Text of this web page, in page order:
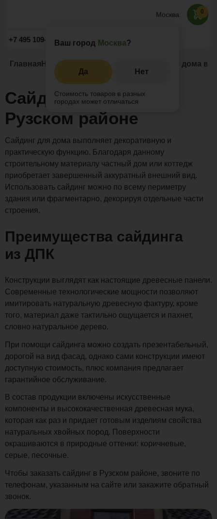
Москва
Ваш город Москва?
Да Нет
Стоимость товаров в разных
городах может отличаться
+7 495 109-52-09 Заказать звонок
0
Главная Наши проекты Сайдинг Сайдинг для дома в
Сайдинг для дома в
Рузском районе
Сайдинг для дома выполняет декоративную и
практическую функцию. Благодаря данному
строительному материалу частный дом или коттедж
приобретает завершенный аккуратный внешний вид.
Использовать сайдинг можно по всему периметру
здания или фрагментарно, декорируя отдельные части
строения.
Преимущества сайдинга
из ДПК
Конструкции выглядят как настоящие древесные панели.
Современные технологические мощности позволяют
имитировать натуральную древесную фактуру, кроме
того, материал даже тактильно ощущается и пахнет,
словно натуральное дерево.
При помощи сайдинга можно создать презентабельный,
дорогой на вид фасад, однако сами конструкции имеют
доступную стоимость, плюс компания предлагает
гарантийное обслуживание.
В состав продукции включены искусственные
компоненты и высококачественная древесная мука,
которая как раз и придает готовым изделиям свойства
натуральных хвойных пород. Поверхности
окрашиваются в природные оттенки: коричневые,
серые, песочные.
Чтобы заказать сайдинг в Рузском районе, звоните по
телефонам, указанным на сайте или закажите обратный
звонок.